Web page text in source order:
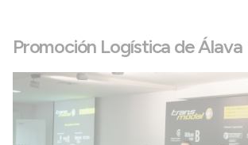
Promoción Logística de Álava